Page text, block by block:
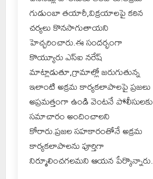
గుడుంబా తయారీ,విక్రయాలపై కఠిన
చర్యలు కొనసాగుతాయని
హెచ్చరించారు.ఈ సందర్భంగా
కొయ్యూరు ఎస్ఐ నరేష్
మాట్లాడుతూ,గ్రామాల్లో జరుగుతున్న
ఇలాంటి అక్రమ కార్యకలాపాలపై ప్రజలు
అప్రమత్తంగా ఉండి వెంటనే పోలీసులకు
సమాచారం అందించాలని
కోరారు.ప్రజల సహకారంతోనే అక్రమ
కార్యకలాపాలను పూర్తిగా
నిర్మూలించగలమని ఆయన పేర్కొన్నారు.